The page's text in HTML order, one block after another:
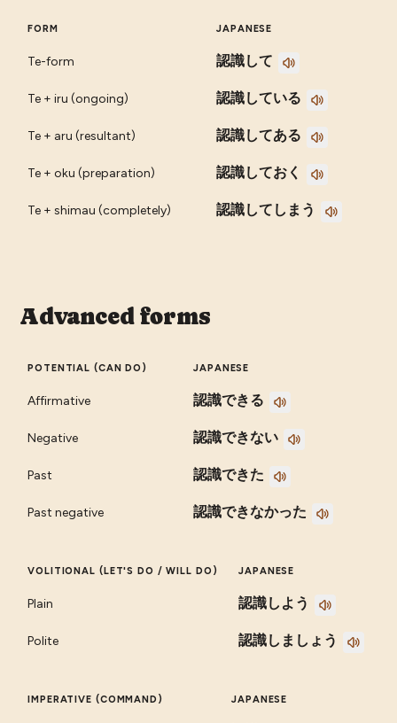
FORM JAPANESE
Te-form 認識して
Te + iru (ongoing) 認識している
Te + aru (resultant) 認識してある
Te + oku (preparation) 認識しておく
Te + shimau (completely) 認識してしまう
Advanced forms
POTENTIAL (CAN DO) JAPANESE
Affirmative 認識できる
Negative 認識できない
Past 認識できた
Past negative 認識できなかった
VOLITIONAL (LET'S DO / WILL DO) JAPANESE
Plain 認識しよう
Polite 認識しましょう
IMPERATIVE (COMMAND) JAPANESE